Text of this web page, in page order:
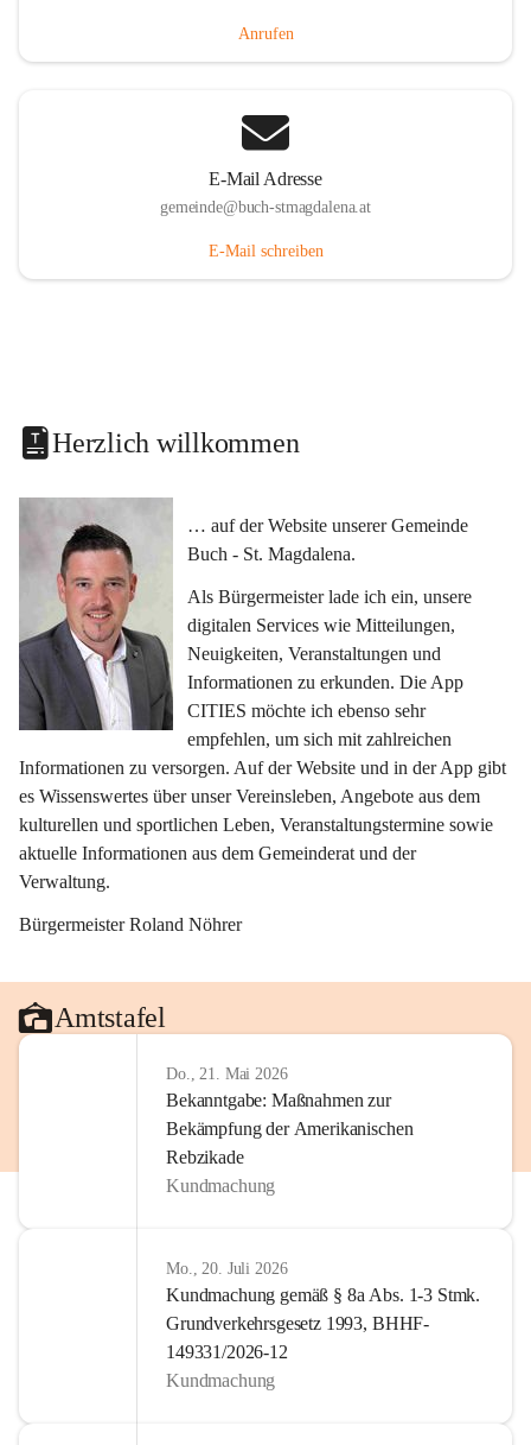
Anrufen
E-Mail Adresse
gemeinde@buch-stmagdalena.at
E-Mail schreiben
Herzlich willkommen
… auf der Website unserer Gemeinde
Buch - St. Magdalena.
Als Bürgermeister lade ich ein, unsere
digitalen Services wie Mitteilungen,
Neuigkeiten, Veranstaltungen und
Informationen zu erkunden. Die App
CITIES möchte ich ebenso sehr
empfehlen, um sich mit zahlreichen
Informationen zu versorgen. Auf der Website und in der App gibt
es Wissenswertes über unser Vereinsleben, Angebote aus dem
kulturellen und sportlichen Leben, Veranstaltungstermine sowie
aktuelle Informationen aus dem Gemeinderat und der
Verwaltung.
Bürgermeister Roland Nöhrer
Amtstafel
Do., 21. Mai 2026
Bekanntgabe: Maßnahmen zur
Bekämpfung der Amerikanischen
Rebzikade
Kundmachung
Mo., 20. Juli 2026
Kundmachung gemäß § 8a Abs. 1-3 Stmk.
Grundverkehrsgesetz 1993, BHHF-
149331/2026-12
Kundmachung